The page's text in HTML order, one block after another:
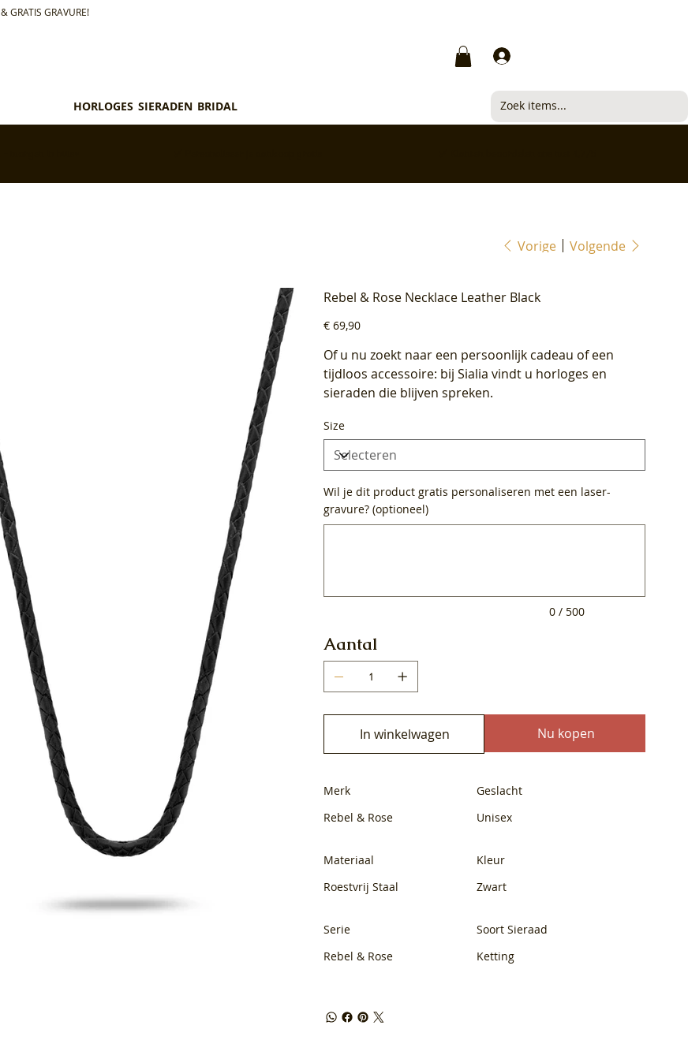
GRATIS GRAVURE!
HORLOGES SIERADEN BRIDAL
Vorige Volgende
Rebel & Rose Necklace Leather Black
Prijs
€ 69,90
Of u nu zoekt naar een persoonlijk cadeau of een
tijdloos accessoire: bij Sialia vindt u horloges en
sieraden die blijven spreken.
Size
Wil je dit product gratis personaliseren met een laser-
gravure? (optioneel)
0 / 500
Aantal
In winkelwagen Nu kopen
Merk
Rebel & Rose
Geslacht
Unisex
Materiaal
Roestvrij Staal
Kleur
Zwart
Serie
Rebel & Rose
Soort Sieraad
Ketting